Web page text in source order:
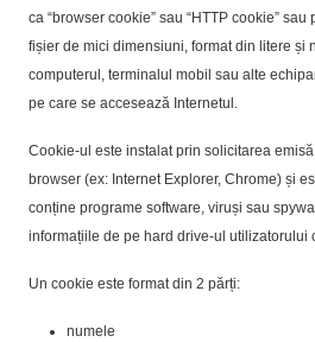
ca “browser cookie” sau “HTTP cookie” sau
fișier de mici dimensiuni, format din litere și
computerul, terminalul mobil sau alte
pe care se accesează Internetul.
Cookie-ul este instalat prin solicitarea
browser (ex: Internet Explorer, Chrome) și
conține programe software, viruși sau
informațiile de pe hard drive-ul utilizatorului
Un cookie este format din 2 părți:
numele